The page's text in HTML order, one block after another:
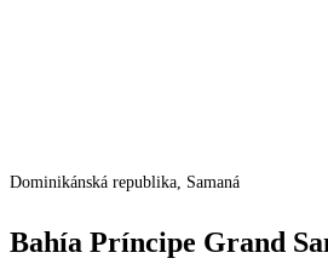
Dominikánská republika, Samaná
Bahía Príncipe Grand